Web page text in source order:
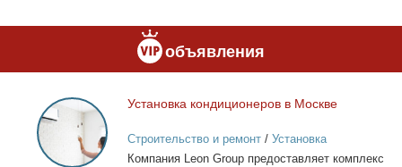
объявления
Установка
кондиционеров
в
Москве
Уста­нов­ка кон­ди­ци­о­не­ров в Москве
Строительство и ремонт/ Установка
кондиционеров
Ком­па­ния Leon Group предо­став­ля­ет ком­плекс